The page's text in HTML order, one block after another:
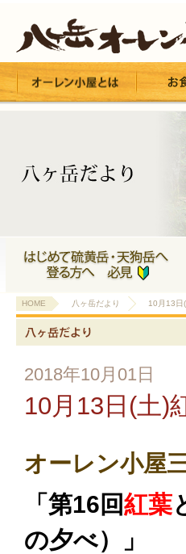
HOME 八ヶ岳だより 10月13日
2018年10月01日
10月13日(土)
オーレン小屋
「第16回紅葉
の夕べ）」